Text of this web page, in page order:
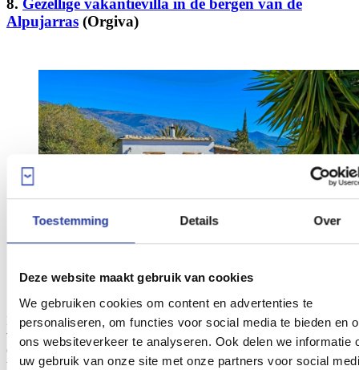
Toestemming Details Over
Deze website maakt gebruik van cookies
We gebruiken cookies om content en advertenties te
personaliseren, om functies voor social media te bieden en
ons websiteverkeer te analyseren. Ook delen we informatie
uw gebruik van onze site met onze partners voor social
Alpujarras (Orgiva)
Ben je op zoek naar een zonnig verblijf met privacy, dan is deze
villa in de bergen van Orgiva
een perfecte keuze en bovendien
ook nog eens zeer voordelig geprijsd. Het is uitgerust met een
volledig omheindprivézwembadter bescherming van de kinderen